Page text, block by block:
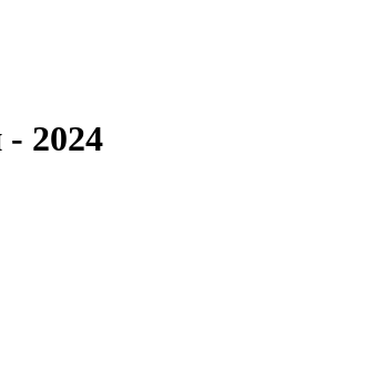
2024